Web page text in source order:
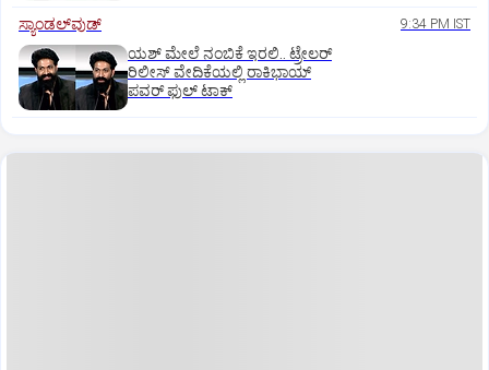
ಸ್ಯಾಂಡಲ್‌ವುಡ್‌ 9:34 PM IST
ಯಶ್‌ ಮೇಲೆ ನಂಬಿಕೆ ಇರಲಿ.. ಟ್ರೇಲರ್‌
ರಿಲೀಸ್‌ ವೇದಿಕೆಯಲ್ಲಿ ರಾಕಿಭಾಯ್‌
ಪವರ್‌ ಫುಲ್‌ ಟಾಕ್